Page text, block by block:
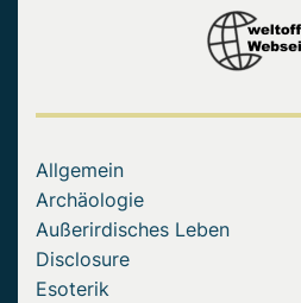
Allgemein
Archäologie
Außerirdisches Leben
Disclosure
Esoterik